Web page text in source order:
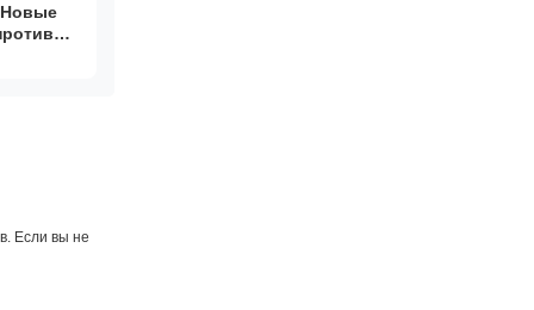
Новые
на
Если вы не